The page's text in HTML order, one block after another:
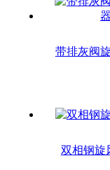
带排灰阀
双相钢旋